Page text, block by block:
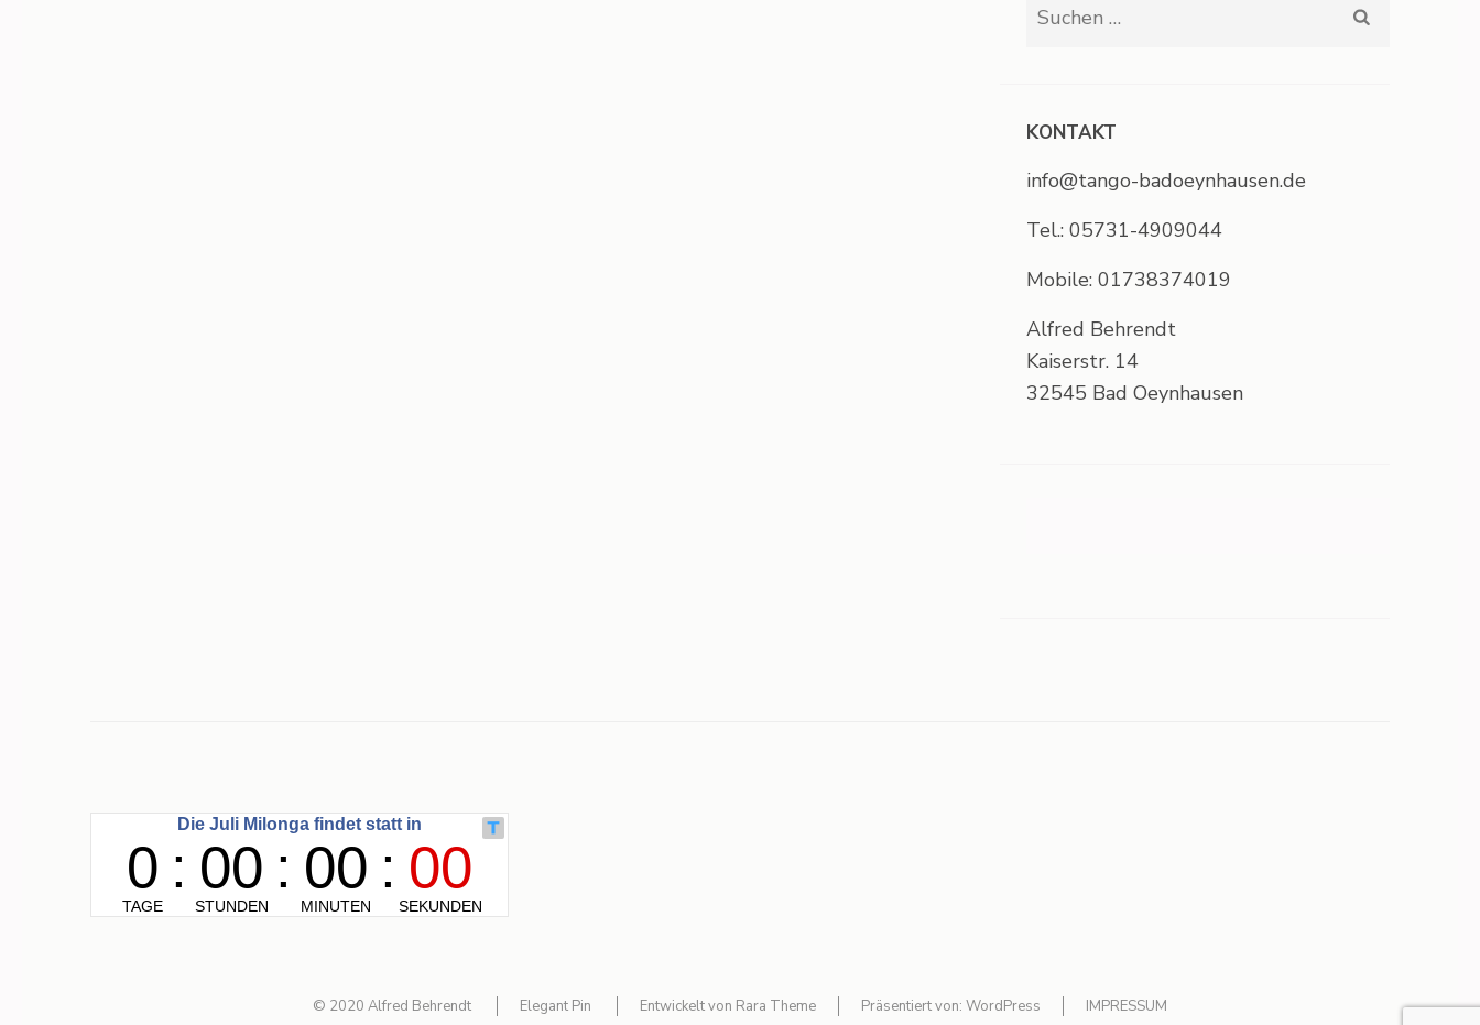
KONTAKT
info@tango-badoeynhausen.de
Tel.: 05731-4909044
Mobile: 01738374019
Alfred Behrendt
Kaiserstr. 14
32545 Bad Oeynhausen
© 2020 Alfred Behrendt Elegant Pin Entwickelt von Rara Theme Präsentiert von: WordPress IMPRESSUM